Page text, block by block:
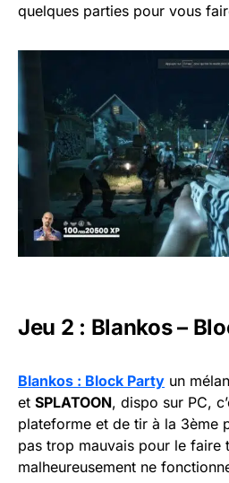
quelques parties pour vous
Jeu 2 : Blankos –
Blankos : Block Party un
et SPLATOON, dispo sur PC,
plateforme et de tir à la 3ème
pas trop mauvais pour le faire
malheureusement ne